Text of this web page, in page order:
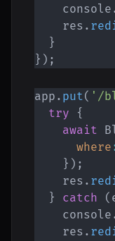
    console
    res
.
}
} ) ;
app . put( '/
try
{
await
where
} ) ;
    res
.
}
catch (
    console
    res
.